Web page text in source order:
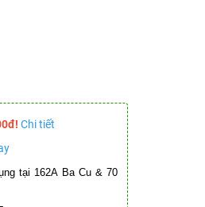
Chi tiết
tại 162A Ba Cu & 70